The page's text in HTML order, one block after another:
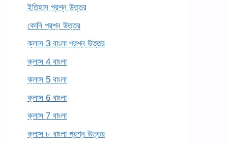
ইতিহাস প্রশ্ন উত্তর
কোনি প্রশ্ন উত্তর
ক্লাস 3 বাংলা প্রশ্ন উত্তর
ক্লাস 4 বাংলা
ক্লাস 5 বাংলা
ক্লাস 6 বাংলা
ক্লাস 7 বাংলা
ক্লাস ৮ বাংলা প্রশ্ন উত্তর